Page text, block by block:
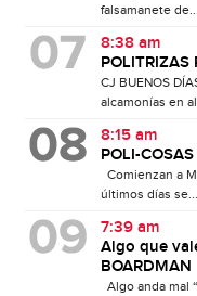
falsamanete de...
8:38 am
CJ BUENOS
alcamonías en
8:15 am
POLI-COSAS
Comienzan a
últimos días se...
7:39 am
Algo que
BOARDMAN
Algo anda mal